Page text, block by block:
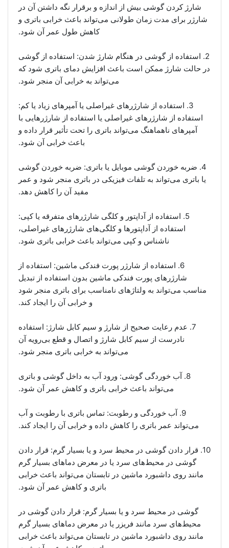
شارژ کردن گوشی بیش از اندازه و برقرار نگه داشتن آن در
شارژر برای مدت زمان طولانی می‌تواند باعث خرابی باتری و
کاهش طول عمر آن شود.
2. استفاده از گوشی در هنگام شارژ شدن: استفاده از گوشی
در حالت شارژ ممکن است باعث افزایش دمای باتری شود که
می‌تواند به خرابی آن منجر شود.
3. استفاده از شارژر‌های غیراصلی یا آمپرهای زیاد یا کم:
استفاده از شارژرهای غیراصلی یا استفاده از شارژرهایی با
آمپرهای ناهماهنگ می‌تواند باتری را تحت تأثیر قرار داده و
باعث خرابی آن شود.
4. ضربه خوردن گوشی موبایل یا باتری: ضربه خوردن گوشی
یا باتری می‌تواند به تلفات فیزیکی در باتری منجر شود و عمر
مفید آن را کاهش دهد.
5. استفاده از آداپتور و کلگی شارژر‌های متفرقه یا کپی:
استفاده از آداپتورها و کلگی‌های شارژرهای غیراصلی،
ناشناس و کپی می‌تواند باعث خرابی باتری شود.
6. استفاده از شارژر پورت فندکی ماشین: استفاده از
شارژرهای پورت فندکی ماشین بدون استفاده از تبدیل
مناسب می‌تواند به ولتاژهای نامناسب برای باتری منجر شود
و خرابی آن را ایجاد کند.
7. عدم رعایت صحیح از شارژ و سیم کابل شارژ: استفاده
نادرست از سیم کابل شارژ و اتصال و قطع بی‌رویه آن
می‌تواند به خرابی باتری منجر شود.
8. آب خوردگی گوشی: ورود آب به داخل گوشی و باتری
می‌تواند باعث خرابی باتری و کاهش عمر آن شود.
9. آب خوردگی و رطوبت: تماس باتری با رطوبت و آب
می‌تواند عمر باتری را کاهش داده و خرابی آن را ایجاد کند.
10. قرار دادن گوشی در محیط سرد و یا بسیار گرم: قرار دادن
گوشی در محیط‌های سرد یا در معرض دماهای بسیار گرم
مانند روی داشبورد ماشین در تابستان می‌تواند باعث خرابی
باتری و کاهش عمر آن شود.
گوشی در محیط سرد و یا بسیار گرم: قرار دادن گوشی در
محیط‌های سرد مانند فریزر یا در معرض دماهای بسیار گرم
مانند روی داشبورد ماشین در تابستان می‌تواند باعث خرابی